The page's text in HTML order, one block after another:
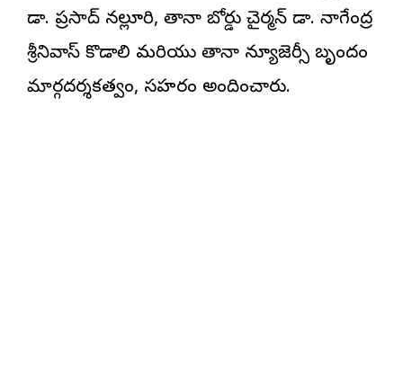
డా. ప్రసాద్ నల్లూరి, తానా బోర్డు చైర్మన్ డా. నాగేంద్ర
శ్రీనివాస్ కొడాలి మరియు తానా న్యూజెర్సీ బృందం
మార్గదర్శకత్వం, సహకారం అందించారు.